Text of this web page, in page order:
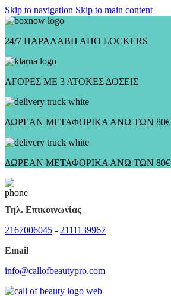
Skip to navigation Skip to main content
24/7 ΠΑΡΑΛΑΒΗ ΑΠΟ LOCKERS
ΑΓΟΡΕΣ ΜΕ 3 ΑΤΟΚΕΣ ΔΟΣΕΙΣ
ΔΩΡΕΑΝ ΜΕΤΑΦΟΡΙΚΑ ΑΝΩ ΤΩΝ 80€
ΔΩΡΕΑΝ ΜΕΤΑΦΟΡΙΚΑ ΑΝΩ ΤΩΝ 80€
Τηλ. Επικοινωνίας
2167006045 - 2111139967
Email
info@callofbeautypro.com